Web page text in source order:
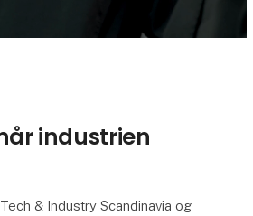
industrien
& Industry Scandinavia og